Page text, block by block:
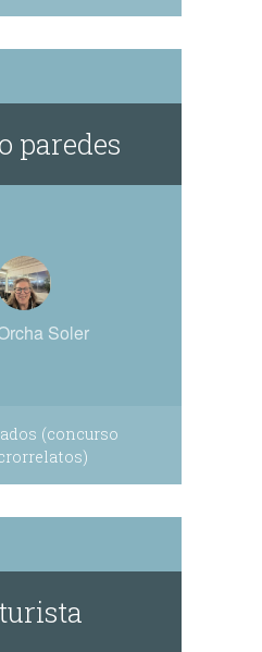
paredes
Soler
(concurso